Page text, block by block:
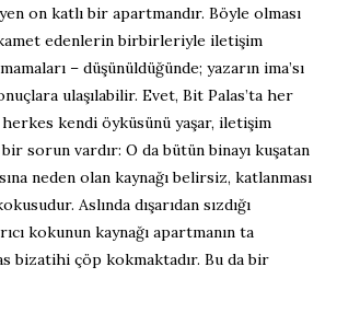
on katlı bir apartmandır. Böyle olması
edenlerin birbirleriyle iletişim
– düşünüldüğünde; yazarın ima’sı
ulaşılabilir. Evet, Bit Palas’ta her
kendi öyküsünü yaşar, iletişim
sorun vardır: O da bütün binayı kuşatan
neden olan kaynağı belirsiz, katlanması
Aslında dışarıdan sızdığı
kokunun kaynağı apartmanın ta
bizatihi çöp kokmaktadır. Bu da bir